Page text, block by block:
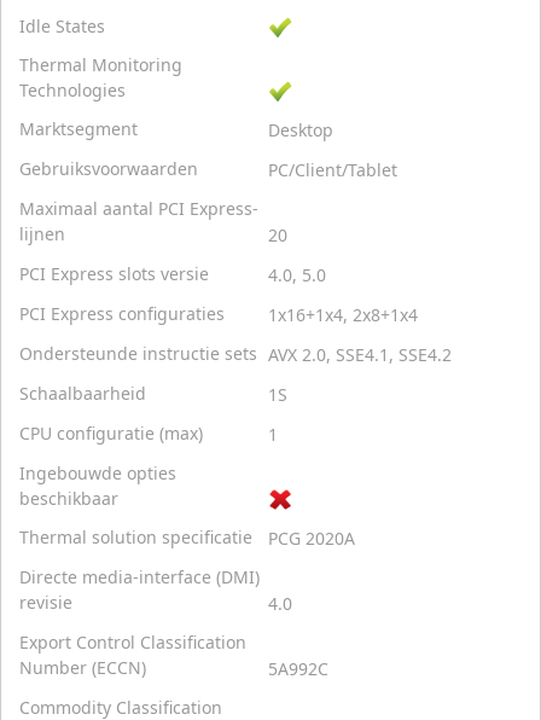
Idle States
Thermal Monitoring
Technologies
Marktsegment
Desktop
Gebruiksvoorwaarden
PC/Client/Tablet
Maximaal aantal PCI Express-
lijnen
20
PCI Express slots versie
4.0, 5.0
PCI Express configuraties
1x16+1x4, 2x8+1x4
Ondersteunde instructie sets AVX 2.0, SSE4.1, SSE4.2
Schaalbaarheid
1S
CPU configuratie (max)
1
Ingebouwde opties
beschikbaar
Thermal solution specificatie
PCG 2020A
Directe media-interface (DMI)
revisie
4.0
Export Control Classification
Number (ECCN)
5A992C
Commodity Classification